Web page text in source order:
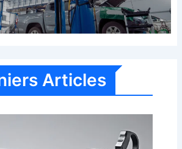
Articles